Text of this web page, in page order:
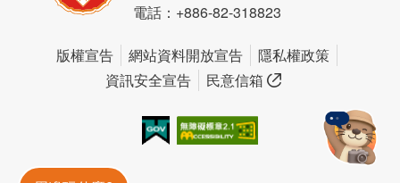
電話：+886-82-318823
版權宣告 網站資料開放宣告
隱私權政策
資訊安全宣告
民意信箱